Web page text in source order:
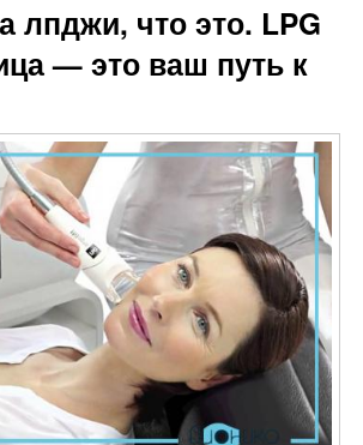
лпджи, что это. LPG
— это ваш путь к